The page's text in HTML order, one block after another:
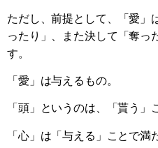
ただし、前提として、「愛」
ったり」、また決して「奪っ
す。
「愛」は与えるもの。
「頭」というのは、「貰う」
「心」は「与える」ことで満